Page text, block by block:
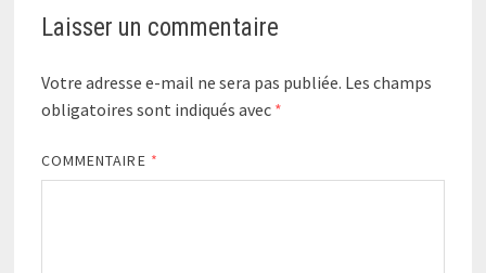
Laisser un commentaire
Votre adresse e-mail ne sera pas publiée. Les champs
obligatoires sont indiqués avec *
COMMENTAIRE *